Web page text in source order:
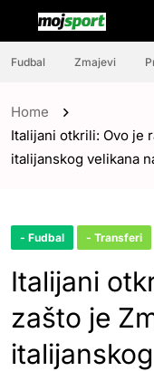
Fudbal Zmajevi
Home
Italijani otkrili: Ovo je
italijanskog velikana
- Fudbal - Transferi
Italijani
zašto je